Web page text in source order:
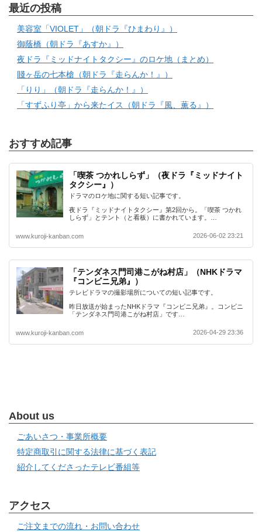
最近の投稿
美容室「VIOLET」（朝ドラ『ひまわり』）
御蔭橋（朝ドラ『あすか』）
夜ドラ『ミッドナイトタクシー』のロケ地（まとめ）
賤ヶ岳の七本槍（朝ドラ『走らんか！』）
「りり」（朝ドラ『走らんか！』）
「すずふり亭」から来たイス（朝ドラ『風、薫る』）
おすすめ記事
「喫茶 つかれしらず」（夜ドラ『ミッドナイト
タクシー』）
ドラマのロケ地に関する短い記事です。
夜ドラ『ミッドナイトタクシー』第2回から。「喫茶 つかれ
しらず」とテント（と看板）に書かれています。…
www.kuroji-kanban.com 2026-06-02 23:21
「テンダネス門司港こがね村店」（NHKドラマ
『コンビニ兄弟』）
テレビドラマの撮影場所についての短い記事です。
昨日放送が始まったNHKドラマ『コンビニ兄弟』。コンビニ
「テンダネス門司港こがね村店」です…
www.kuroji-kanban.com 2026-04-29 23:36
About us
ごあいさつ・事業所概要
特定商取引に関する法律に基づく表記
紹介してくださったテレビ番組等
アクセス
ご注文までの流れ・お問い合わせ